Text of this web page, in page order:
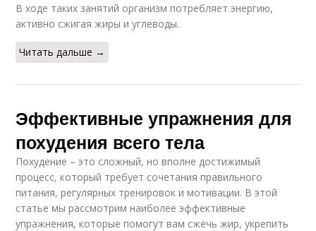
В ходе таких занятий организм потребляет энергию,
активно сжигая жиры и углеводы.
Читать дальше →
Эффективные упражнения для
похудения всего тела
Похудение – это сложный, но вполне достижимый
процесс, который требует сочетания правильного
питания, регулярных тренировок и мотивации. В этой
статье мы рассмотрим наиболее эффективные
упражнения, которые помогут вам сжечь жир, укрепить